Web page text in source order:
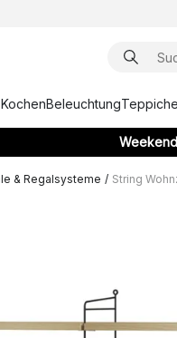
Beleuchtung
& Regalsysteme / String